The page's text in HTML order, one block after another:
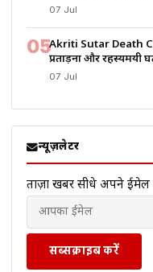
07 Jul
05Akriti Sutar Death
प्रताड़ना और रहस्यमयी
07 Jul
न्यूज़लेटर
ताज़ा खबरें सीधे अपने ईमेल
सब्सक्राइब करें